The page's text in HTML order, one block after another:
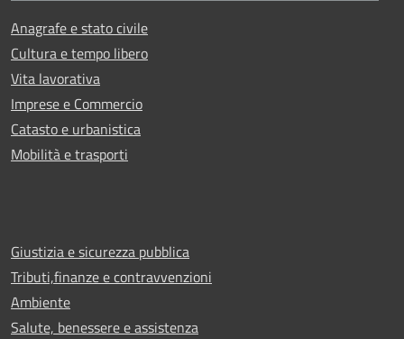
Anagrafe e stato civile
Cultura e tempo libero
Vita lavorativa
Imprese e Commercio
Catasto e urbanistica
Mobilità e trasporti
Giustizia e sicurezza pubblica
Tributi,finanze e contravvenzioni
Ambiente
Salute, benessere e assistenza